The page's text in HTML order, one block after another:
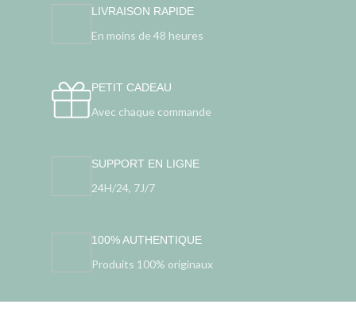
LIVRAISON RAPIDE
En moins de 48 heures
PETIT CADEAU
Avec chaque commande
SUPPORT EN LIGNE
24H/24, 7J/7
100% AUTHENTIQUE
Produits 100% originaux